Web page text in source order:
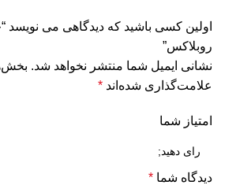
اولین کسی باشید که دیدگاهی می نویسد
روبلاکس”
نشانی ایمیل شما منتشر نخواهد شد.
علامت‌گذاری شده‌اند *
امتیاز شما
دیدگاه شما *